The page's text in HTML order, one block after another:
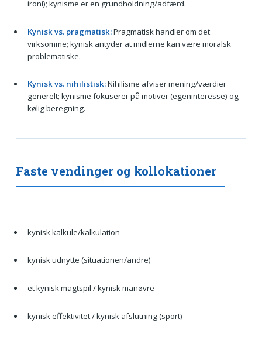
ironi); kynisme er en grundholdning/adfærd.
Kynisk vs. pragmatisk:Pragmatisk handler om det
virksomme; kynisk antyder at midlerne kan være moralsk
problematiske.
Kynisk vs. nihilistisk:Nihilisme afviser mening/værdier
generelt; kynisme fokuserer på motiver (egeninteresse) og
kølig beregning.
Faste vendinger og kollokationer
kynisk kalkule/kalkulation
kynisk udnytte (situationen/andre)
et kynisk magtspil / kynisk manøvre
kynisk effektivitet / kynisk afslutning (sport)